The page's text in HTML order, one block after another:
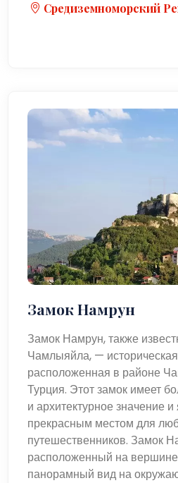
Средиземноморский
Замок Намрун
Замок Намрун, также
Чамлыяйла, — историческая
расположенная в районе
Турция. Этот замок имеет
и архитектурное значение и
прекрасным местом для
путешественников. Замок
расположенный на
панорамный вид на